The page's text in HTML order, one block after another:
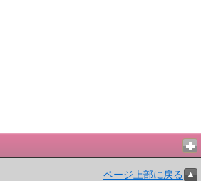
ページ上部に戻る